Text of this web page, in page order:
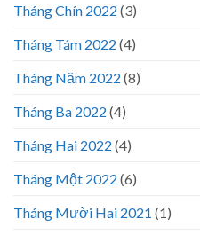
Tháng Chín 2022 (3)
Tháng Tám 2022 (4)
Tháng Năm 2022 (8)
Tháng Ba 2022 (4)
Tháng Hai 2022 (4)
Tháng Một 2022 (6)
Tháng Mười Hai 2021 (1)